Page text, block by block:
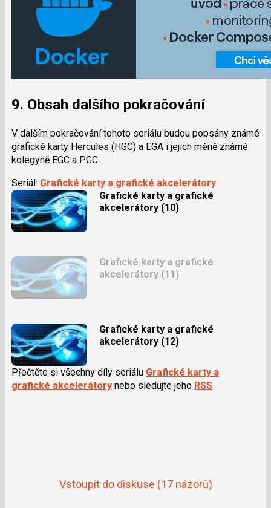
9. Obsah dalšího pokračování
V dalším pokračování tohoto seriálu budou popsány známé
grafické karty Hercules (HGC) a EGA i jejich méně známé
kolegyně EGC a PGC.
Seriál: Grafické karty a grafické akcelerátory
Grafické karty a grafické
akcelerátory (10)
Grafické karty a grafické
akcelerátory (11)
Grafické karty a grafické
akcelerátory (12)
Přečtěte si všechny díly seriálu Grafické karty a
grafické akcelerátorynebo sledujte jeho RSS
Vstoupit do diskuse (17 názorů)